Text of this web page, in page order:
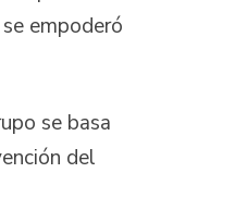
empoderó
se basa
del